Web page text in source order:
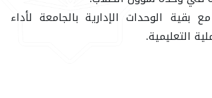
بقية الوحدات الإدارية بالجامعة لأداء
التعليمية.